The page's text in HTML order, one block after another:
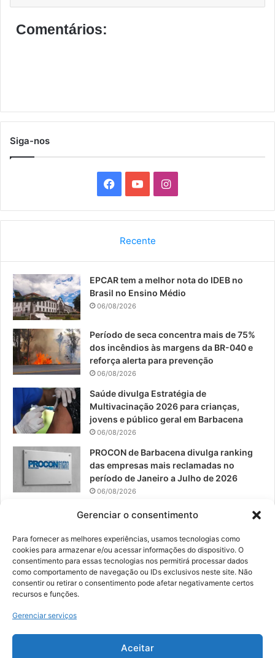
Gerenciar o consentimento
Para fornecer as melhores experiências, usamos tecnologias como
cookies para armazenar e/ou acessar informações do dispositivo. O
consentimento para essas tecnologias nos permitirá processar dados
como comportamento de navegação ou IDs exclusivos neste site. Não
consentir ou retirar o consentimento pode afetar negativamente certos
recursos e funções.
Gerenciar serviços
Aceitar
Comentários:
Siga-nos
a
b
o
o
o
u
e
I
n
a
r
Recente
EPCAR tem a melhor nota do IDEB no
Brasil no Ensino Médio
06/08/2026
Período de seca concentra mais de 75%
dos incêndios às margens da BR-040 e
reforça alerta para prevenção
06/08/2026
Saúde divulga Estratégia de
Multivacinação 2026 para crianças,
jovens e público geral em Barbacena
06/08/2026
PROCON de Barbacena divulga ranking
das empresas mais reclamadas no
período de Janeiro a Julho de 2026
06/08/2026
Prefeitura convoca organizações de
Resíduos Sólidos
05/08/2026
© 2026, Todos os direitos reservados | Desenvolvido por:
Digital Business| Hospedado por:NP Publicidade
Fale Conosco
Sobre Nós